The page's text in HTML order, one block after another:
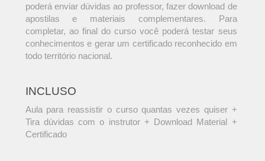
poderá enviar dúvidas ao professor, fazer download de
apostilas e materiais complementares. Para
completar, ao final do curso você poderá testar seus
conhecimentos e gerar um certificado reconhecido em
todo território nacional.
INCLUSO
Aula para reassistir o curso quantas vezes quiser +
Tira dúvidas com o instrutor + Download Material +
Certificado